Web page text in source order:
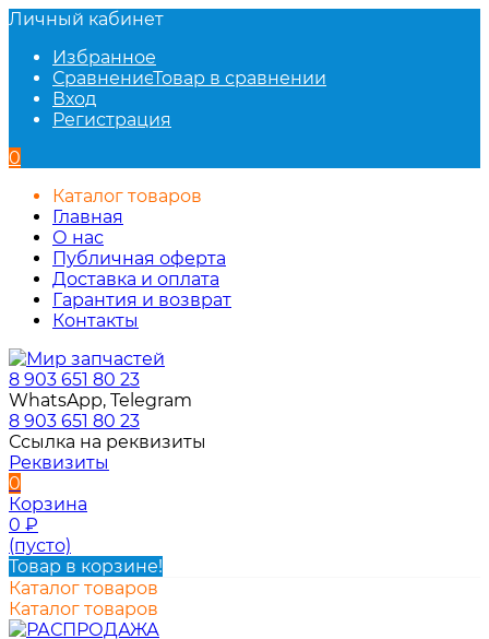
Личный кабинет
Избранное
СравнениеТовар в сравнении
Вход
Регистрация
0
Каталог товаров
Главная
О нас
Публичная оферта
Доставка и оплата
Гарантия и возврат
Контакты
8 903 651 80 23
WhatsApp, Telegram
8 903 651 80 23
Ссылка на реквизиты
Реквизиты
0
Корзина
0 ₽
(пусто)
Товар в корзине!
Каталог товаров
Каталог товаров